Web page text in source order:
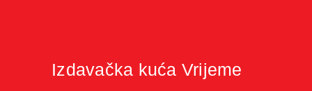
Izdavačka kuća Vrijeme